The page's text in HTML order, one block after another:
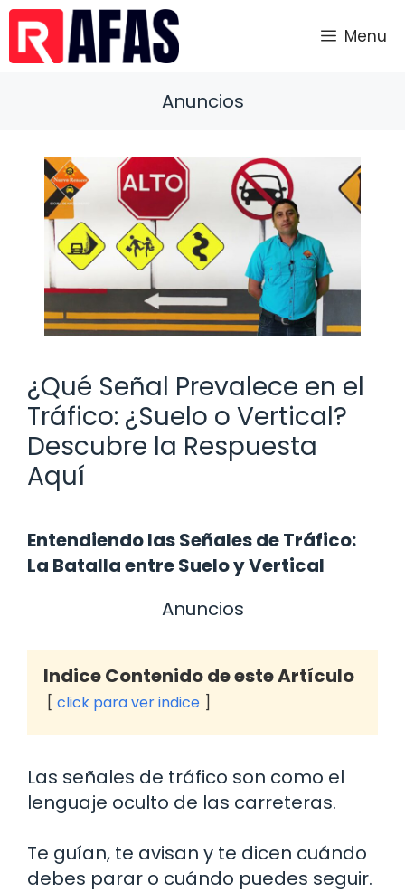
Saltar
contenido
Menu
Anuncios
¿Qué Señal Prevalece en el
Tráfico: ¿Suelo o Vertical?
Descubre la Respuesta
Aquí
Entendiendo las Señales de Tráfico:
La Batalla entre Suelo y Vertical
Anuncios
Indice Contenido de este Artículo
click para ver indice
Las señales de tráfico son como el
lenguaje oculto de las carreteras.
Te guían, te avisan y te dicen cuándo
debes parar o cuándo puedes seguir.